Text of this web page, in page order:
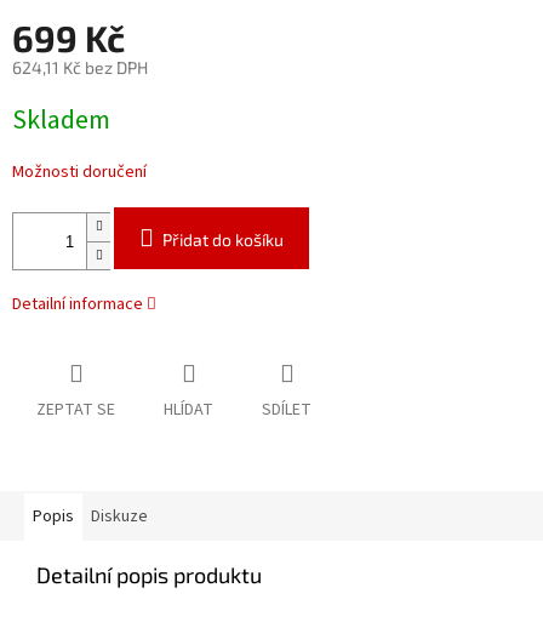
699 Kč
624,11 Kč bez DPH
cena:
Skladem
Možnosti doručení
Přidat do košíku
Detailní informace
ZEPTAT SE HLÍDAT SDÍLET
Popis Diskuze
Detailní popis produktu